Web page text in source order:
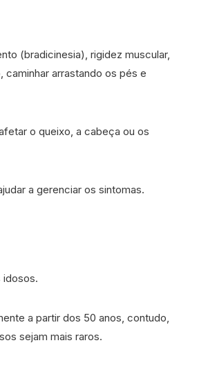
(bradicinesia), rigidez muscular,
arrastando os pés e
o queixo, a cabeça ou os
a gerenciar os sintomas.
idosos.
a partir dos 50 anos, contudo,
sejam mais raros.